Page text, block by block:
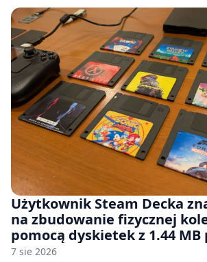
Użytkownik Steam Decka
na zbudowanie fizycznej
pomocą dyskietek z 1.44 MB
7 sie 2026